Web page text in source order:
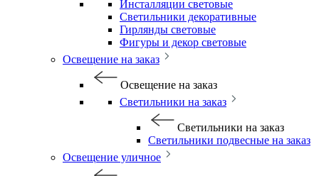
Инсталляции световые
Светильники декоративные
Гирлянды световые
Фигуры и декор световые
Освещение на заказ
Освещение на заказ
Светильники на заказ
Светильники на заказ
Светильники подвесные на заказ
Освещение уличное